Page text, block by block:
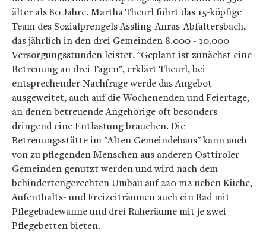
älter als 80 Jahre. Martha Theurl führt das 15-köpfige
Team des Sozialprengels Assling-Anras-Abfaltersbach,
das jährlich in den drei Gemeinden 8.000 - 10.000
Versorgungsstunden leistet. "Geplant ist zunächst eine
Betreuung an drei Tagen", erklärt Theurl, bei
entsprechender Nachfrage werde das Angebot
ausgeweitet, auch auf die Wochenenden und Feiertage,
an denen betreuende Angehörige oft besonders
dringend eine Entlastung brauchen. Die
Betreuungsstätte im "Alten Gemeindehaus" kann auch
von zu pflegenden Menschen aus anderen Osttiroler
Gemeinden genutzt werden und wird nach dem
behindertengerechten Umbau auf 220 m2 neben Küche,
Aufenthalts- und Freizeiträumen auch ein Bad mit
Pflegebadewanne und drei Ruheräume mit je zwei
Pflegebetten bieten.